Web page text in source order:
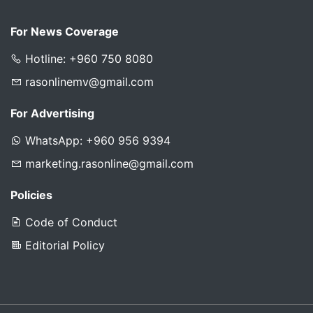
For News Coverage
Hotline: +960 750 8080
rasonlinemv@gmail.com
For Advertising
WhatsApp: +960 956 9394
marketing.rasonline@gmail.com
Policies
Code of Conduct
Editorial Policy